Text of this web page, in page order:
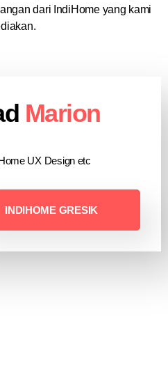
dari IndiHome yang kami
Marion
UX Design etc
INDIHOME GRESIK